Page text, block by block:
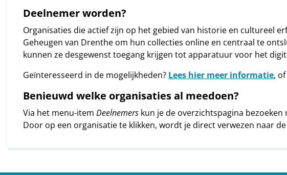
Deelnemer worden?
Organisaties die actief zijn op het gebied van historie en cultureel
Geheugen van Drenthe om hun collecties online en centraal te
kunnen ze desgewenst toegang krijgen tot apparatuur voor het
Geïnteresseerd in de mogelijkheden? Lees hier meer informatie,
Benieuwd welke organisaties al meedoen?
Via het menu-item Deelnemers kun je de overzichtspagina
Door op een organisatie te klikken, wordt je direct verwezen naar